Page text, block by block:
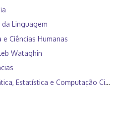
Linguagem
Ciências Humanas
Wataghin
Estatística e Computação Científica